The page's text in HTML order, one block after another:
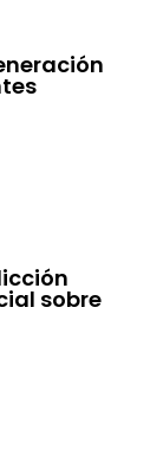
sobre